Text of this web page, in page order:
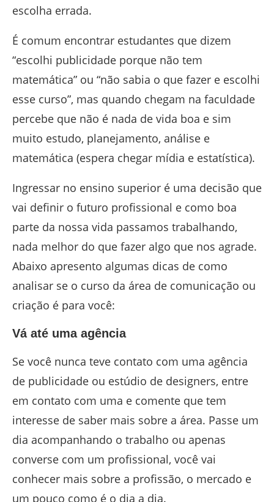
escolha errada.
É comum encontrar estudantes que dizem
“escolhi publicidade porque não tem
matemática” ou “não sabia o que fazer e escolhi
esse curso”, mas quando chegam na faculdade
percebe que não é nada de vida boa e sim
muito estudo, planejamento, análise e
matemática (espera chegar mídia e estatística).
Ingressar no ensino superior é uma decisão que
vai definir o futuro profissional e como boa
parte da nossa vida passamos trabalhando,
nada melhor do que fazer algo que nos agrade.
Abaixo apresento algumas dicas de como
analisar se o curso da área de comunicação ou
criação é para você:
Vá até uma agência
Se você nunca teve contato com uma agência
de publicidade ou estúdio de designers, entre
em contato com uma e comente que tem
interesse de saber mais sobre a área. Passe um
dia acompanhando o trabalho ou apenas
converse com um profissional, você vai
conhecer mais sobre a profissão, o mercado e
um pouco como é o dia a dia.